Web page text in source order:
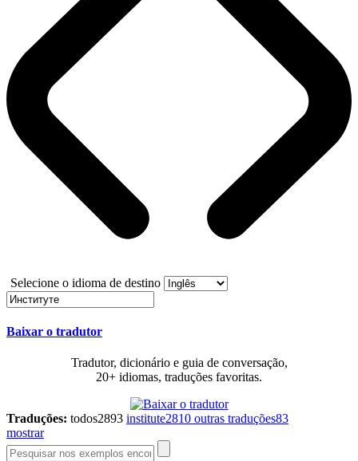
Selecione o idioma de destino
Baixar o tradutor
Tradutor, dicionário e guia de conversação,
20+ idiomas, traduções favoritas.
Traduções: todos2893 institute2810 outras traduções83
mostrar